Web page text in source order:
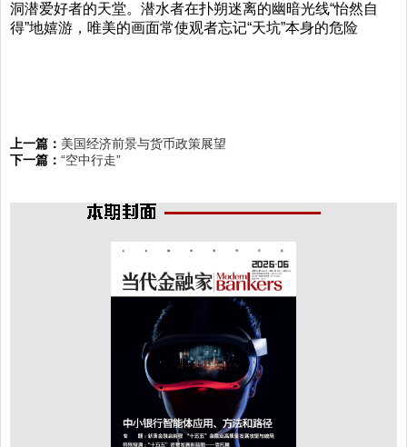
洞潜爱好者的天堂。潜水者在扑朔迷离的幽暗光线“怡然自
得”地嬉游，唯美的画面常使观者忘记“天坑”本身的危险
上一篇： 美国经济前景与货币政策展望
下一篇： “空中行走”